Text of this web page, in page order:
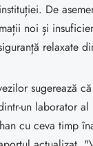
De
noi și
relaxate
sugerează
un laborator al
cu ceva timp